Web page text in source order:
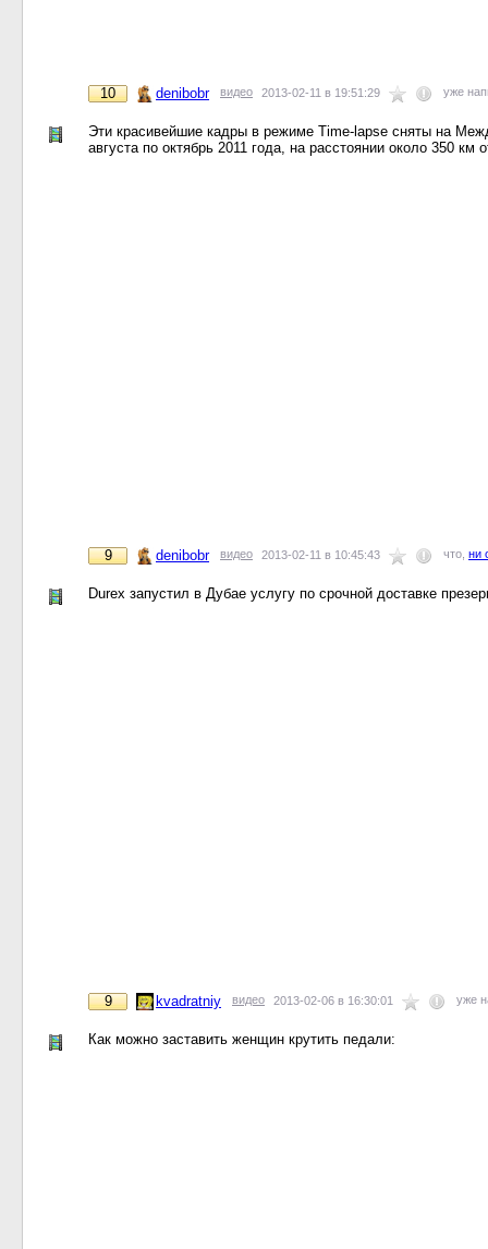
10 denibobr видео 2013-02-11 в 19:51:29 уже
Эти красивейшие кадры в режиме Time-lapse сняты на
августа по октябрь 2011 года, на расстоянии около 350 км
9 denibobr видео 2013-02-11 в 10:45:43 что, ни
Durex запустил в Дубае услугу по срочной доставке
9 kvadratniy видео 2013-02-06 в 16:30:01 уже
Как можно заставить женщин крутить педали: